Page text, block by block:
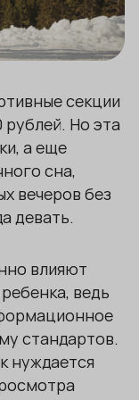
секции
Но эта
а еще
сна,
вечеров без
девать.
влияют
ведь
стандартов.
нуждается